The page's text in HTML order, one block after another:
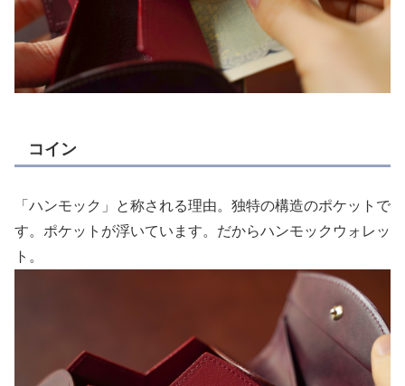
コイン
「ハンモック」と称される理由。独特の構造のポケットで
す。ポケットが浮いています。だからハンモックウォレッ
ト。